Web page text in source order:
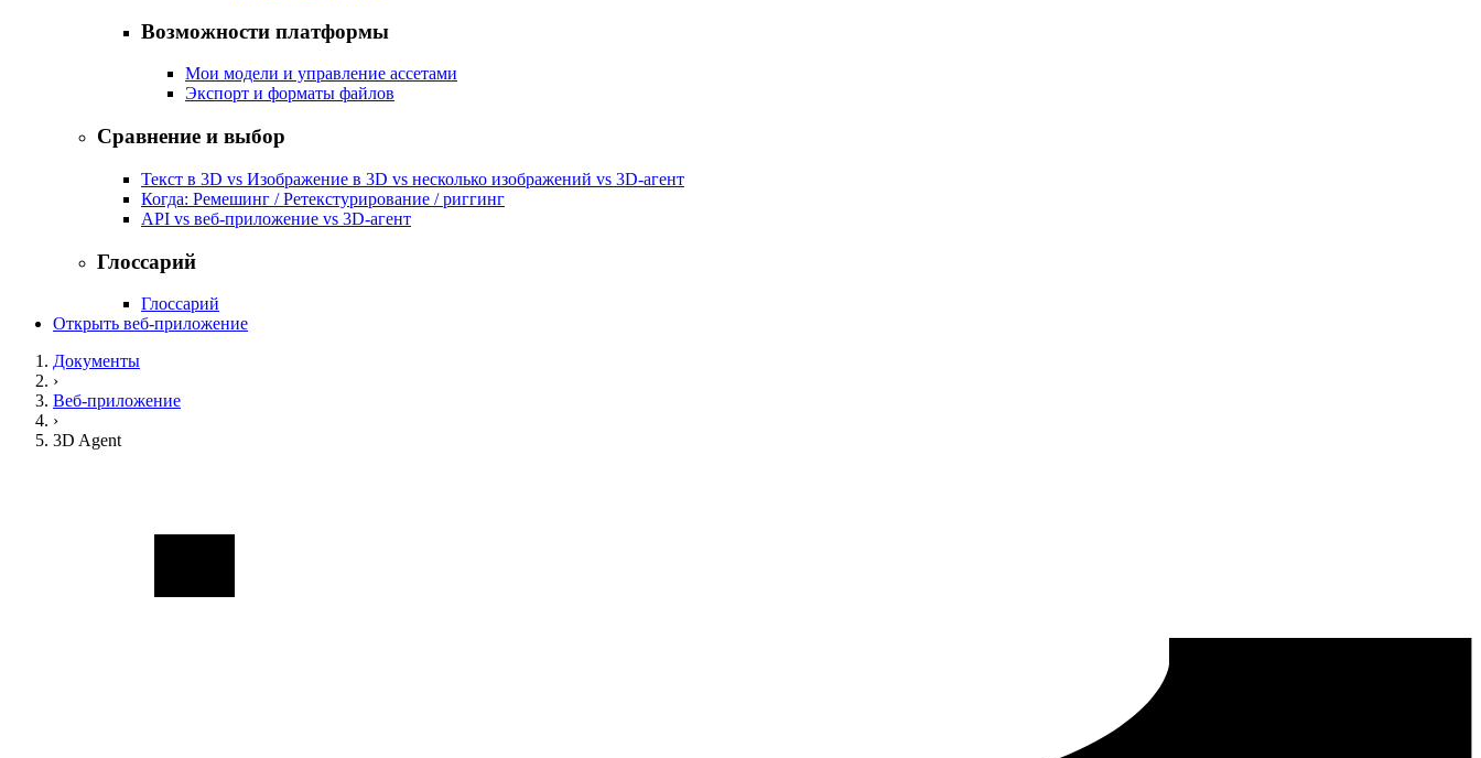
Возможности платформы
Мои модели и управление ассетами
Экспорт и форматы файлов
Сравнение и выбор
Текст в 3D vs Изображение в 3D vs несколько изображений vs 3D-агент
Когда: Ремешинг / Ретекстурирование / риггинг
API vs веб-приложение vs 3D-агент
Глоссарий
Глоссарий
Открыть веб-приложение
Документы
›
Веб-приложение
›
3D Agent